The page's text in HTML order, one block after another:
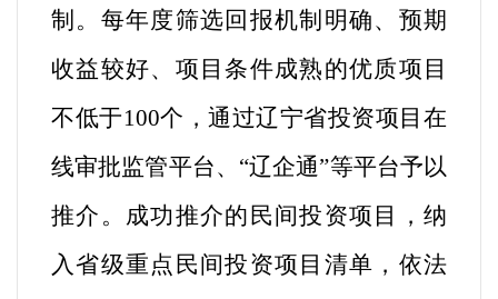
制。 每年度筛选回报机制明确、预期
收益较好、项目条件成熟的优质项目
不低于100个，通过辽宁省投资项目在
线审批监管平台、“辽企通”等平台予以
推介。成功推介的民间投资项目，纳
入省级重点民间投资项目清单，依法